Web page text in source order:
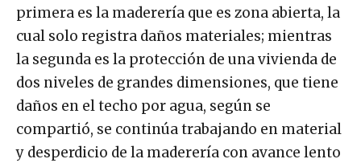
primera es la maderería que es zona abierta, la
cual solo registra daños materiales; mientras
la segunda es la protección de una vivienda de
dos niveles de grandes dimensiones, que tiene
daños en el techo por agua, según se
compartió, se continúa trabajando en material
y desperdicio de la maderería con avance lento